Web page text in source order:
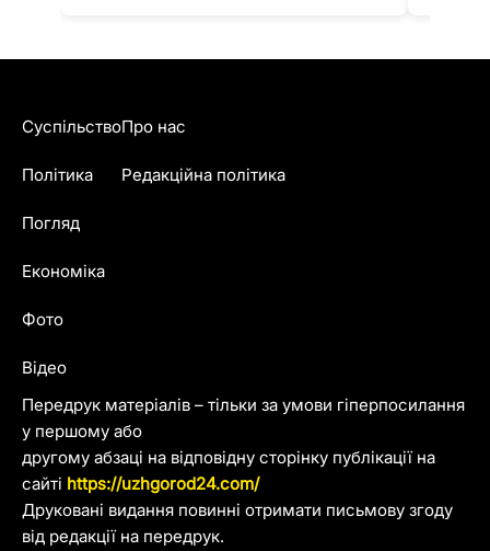
Передрук матеріалів – тільки за умови гіперпосилання
у першому або
другому абзаці на відповідну сторінку публікації на
сайті https://uzhgorod24.com/
Друковані видання повинні отримати письмову згоду
від редакції на передрук.
Суспільство
Політика
Погляд
Економіка
Фото
Відео
Про нас
Редакційна політика